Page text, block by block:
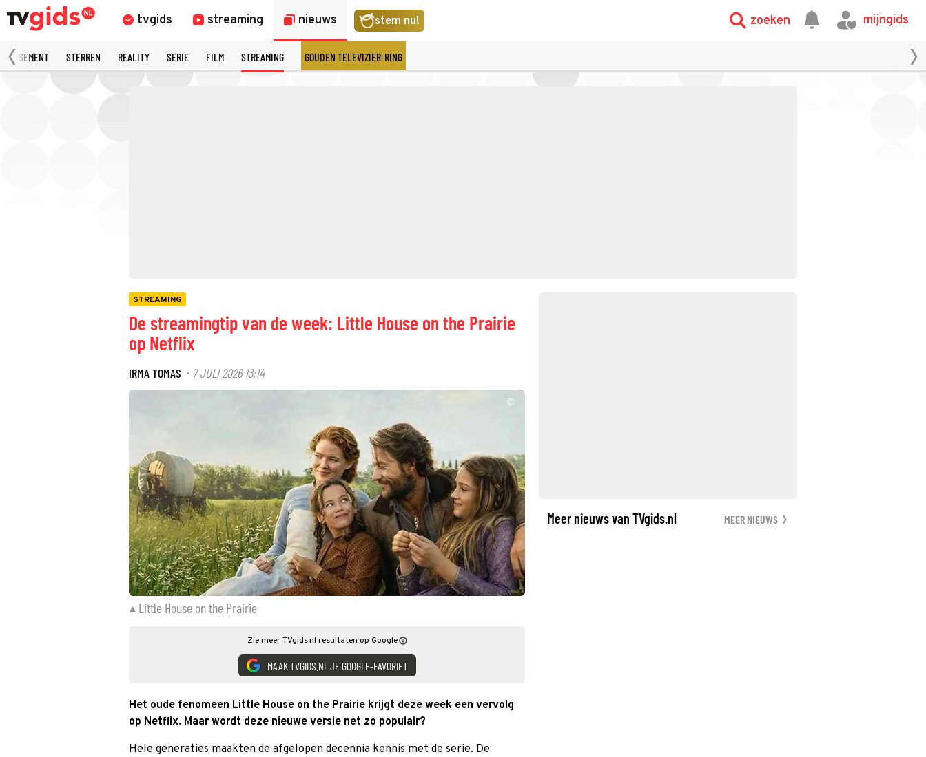
tvgids streaming nieuws stem nu! zoeken mijngids
AMUSEMENT STERREN REALITY SERIE FILM STREAMING GOUDEN TELEVIZIER-RING
STREAMING
De streamingtip van de week: Little House on the Prairie
op Netflix
IRMA TOMAS · 7 JULI 2026 13:14
©
Little House on the Prairie
Zie meer TVgids.nl resultaten op Google
MAAK TVGIDS.NL JE GOOGLE-FAVORIET
Het oude fenomeen Little House on the Prairie krijgt deze week een vervolg
op Netflix. Maar wordt deze nieuwe versie net zo populair?
Hele generaties maakten de afgelopen decennia kennis met de serie. De
Meer nieuws van TVgids.nl MEER NIEUWS